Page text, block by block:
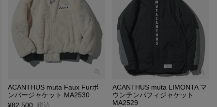
ACANTHUS muta Faux Furボ
ンバージャケット MA2530
¥82,500 税込
ACANTHUS muta LIMONTA マ
ウンテンパフィジャケット
MA2529